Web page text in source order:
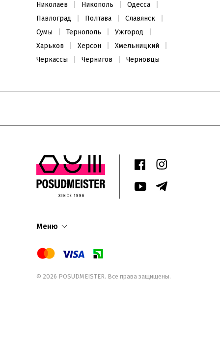
Николаев
Никополь
Одесса
Павлоград
Полтава
Славянск
Сумы
Тернополь
Ужгород
Харьков
Херсон
Хмельницкий
Черкассы
Чернигов Черновцы
Меню
© 2026 POSUDMEISTER. Все права защищены.